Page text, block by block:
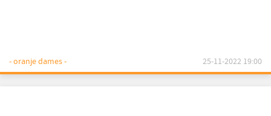
- oranje dames - 25-11-2022 19:00